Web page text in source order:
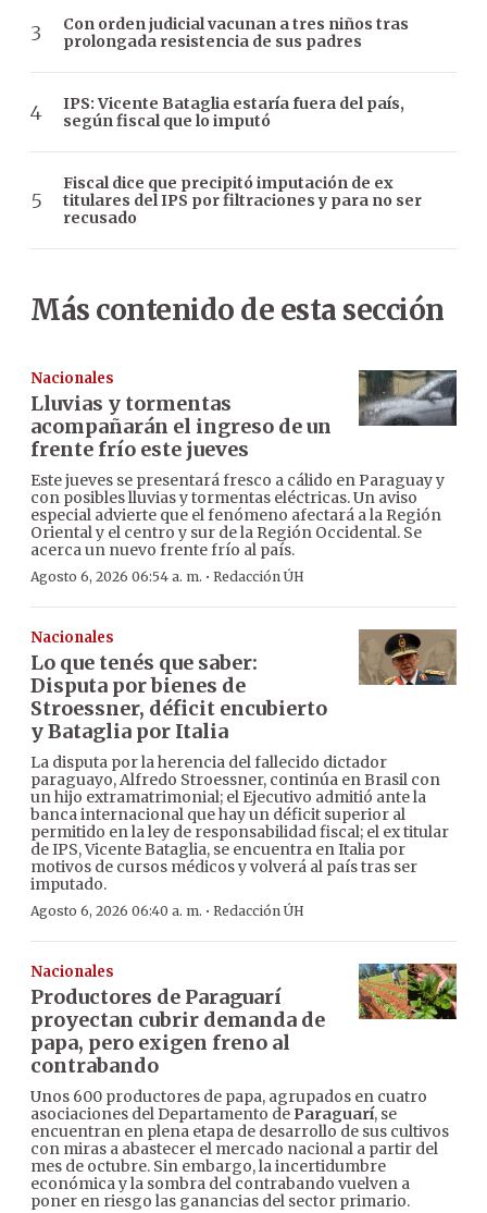
Con orden judicial vacunan a tres niños tras
prolongada resistencia de sus padres
IPS: Vicente Bataglia estaría fuera del país,
según fiscal que lo imputó
Fiscal dice que precipitó imputación de ex
titulares del IPS por filtraciones y para no ser
recusado
Más contenido de esta sección
Nacionales
Lluvias y tormentas
acompañarán el ingreso de un
frente frío este jueves
Este jueves se presentará fresco a cálido en Paraguay y
con posibles lluvias y tormentas eléctricas. Un aviso
especial advierte que el fenómeno afectará a la Región
Oriental y el centro y sur de la Región Occidental. Se
acerca un nuevo frente frío al país.
Agosto 6, 2026 06:54 a. m. · Redacción ÚH
Nacionales
Lo que tenés que saber:
Disputa por bienes de
Stroessner, déficit encubierto
y Bataglia por Italia
La disputa por la herencia del fallecido dictador
paraguayo, Alfredo Stroessner, continúa en Brasil con
un hijo extramatrimonial; el Ejecutivo admitió ante la
banca internacional que hay un déficit superior al
permitido en la ley de responsabilidad fiscal; el ex titular
de IPS, Vicente Bataglia, se encuentra en Italia por
motivos de cursos médicos y volverá al país tras ser
imputado.
Agosto 6, 2026 06:40 a. m. · Redacción ÚH
Nacionales
Productores de Paraguarí
proyectan cubrir demanda de
papa, pero exigen freno al
contrabando
Unos 600 productores de papa, agrupados en cuatro
asociaciones del Departamento de Paraguarí, se
encuentran en plena etapa de desarrollo de sus cultivos
con miras a abastecer el mercado nacional a partir del
mes de octubre. Sin embargo, la incertidumbre
económica y la sombra del contrabando vuelven a
poner en riesgo las ganancias del sector primario.